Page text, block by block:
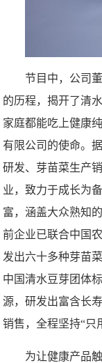
节目中，公司
的历程，揭开了清
家庭都能吃上健康
有限公司的使命。
研发、芽苗菜生产
业，致力于成长为
富，涵盖大众熟知
前企业已联合中国
发出六十多种芽苗
中国清水豆芽团体
源，研发出富含长
销售，全程坚持“只
为让健康产品